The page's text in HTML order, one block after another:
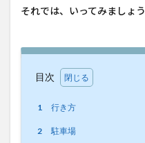
それでは、いってみましょう
目次
1 行き方
2 駐車場